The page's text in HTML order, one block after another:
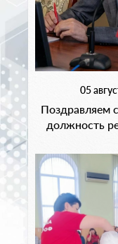
05
Поздравляем
должность